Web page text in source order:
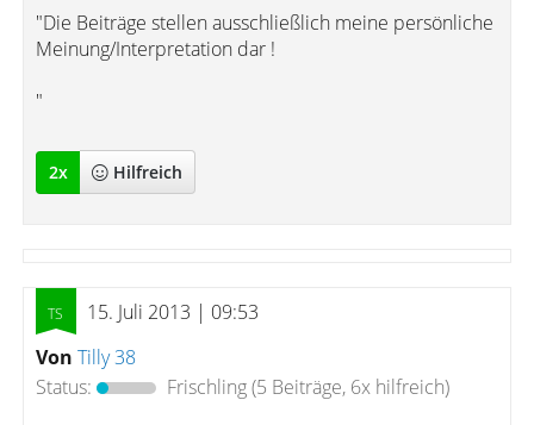
"Die Beiträge stellen ausschließlich meine persönliche
Meinung/Interpretation dar !
"
2x Hilfreich
15. Juli 2013 | 09:53
Von Tilly 38
Status:
Frischling(5 Beiträge, 6x hilfreich)